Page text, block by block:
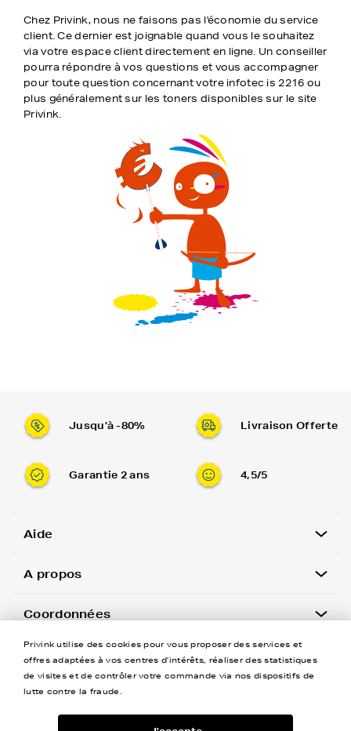
Chez Privink, nous ne faisons pas l'économie du service
client. Ce dernier est joignable quand vous le souhaitez
via votre espace client directement en ligne. Un conseiller
pourra répondre à vos questions et vous accompagner
pour toute question concernant votre infotec is 2216 ou
plus généralement sur les toners disponibles sur le site
Privink.
Jusqu’à -80% Livraison Offerte
Garantie 2 ans 4,5/5
Aide
A propos
Coordonnées
Newsletter
Privink utilise des cookies pour vous proposer des services et
offres adaptées à vos centres d'intérêts, réaliser des statistiques
de visites et de contrôler votre commande via nos dispositifs de
lutte contre la fraude.